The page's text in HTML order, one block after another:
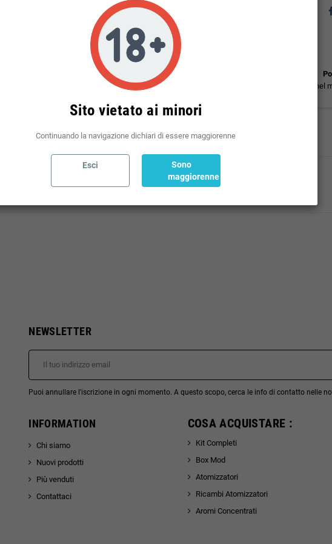
Politiche per le spedizioni
(modificale nel modulo Rassicurazioni cliente)
(modificale nel
SECCO, MINERALE E AFFUMICATO
NEWSLETTER
Puoi annullare l'iscrizione in ogni momento. A questo scopo, cerca le info di contatto nelle
INFORMATION
Chi siamo
Nuovi prodotti
Più venduti
Contattaci
COSA ACQUISTARE :
Kit Completi
Box Mod
Atomizzatori
Ricambi Atomizzatori
Aromi Concentrati
Sito vietato ai minori
Continuando la navigazione dichiari di essere maggiorenne
Esci
Sono
maggiorenne